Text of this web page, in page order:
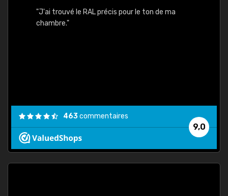
"J'ai trouvé le RAL précis pour le ton de ma
chambre."
9,0
463commentaires